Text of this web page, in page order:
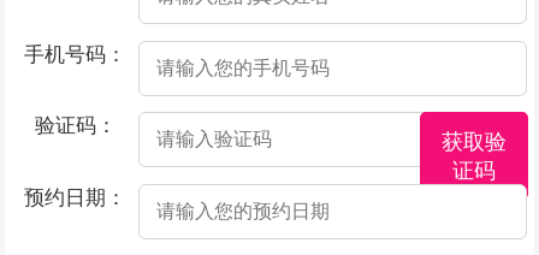
手机号码：
验证码：
获取验
证码
预约日期：